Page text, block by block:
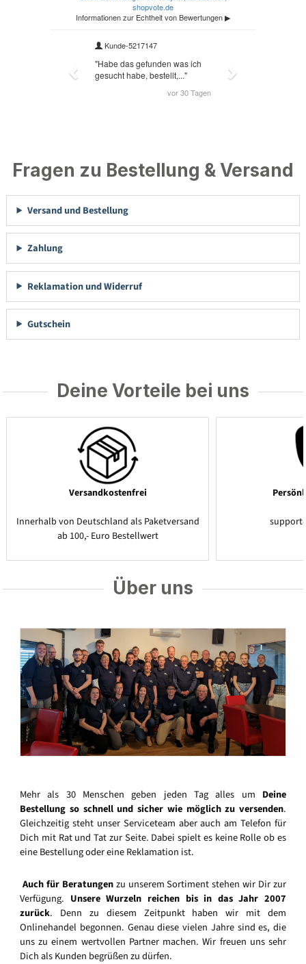
Fragen zu Bestellung & Versand
Versand und Bestellung
Zahlung
Reklamation und Widerruf
Gutschein
Deine Vorteile bei uns
Versandkostenfrei
Innerhalb von Deutschland als Paketversand
ab 100,- Euro Bestellwert
Über uns
Mehr als 30 Menschen geben jeden Tag alles um Deine
Bestellung so schnell und sicher wie möglich zu versenden.
Gleichzeitig steht unser Serviceteam aber auch am Telefon für
Dich mit Rat und Tat zur Seite. Dabei spielt es keine Rolle ob es
eine Bestellung oder eine Reklamation ist.
Auch für Beratungenzu unserem Sortiment stehen wir Dir zur
Verfügung. Unsere Wurzeln reichen bis in das Jahr 2007
zurück. Denn zu diesem Zeitpunkt haben wir mit dem
Onlinehandel begonnen. Genau diese vielen Jahre sind es, die
uns zu einem wertvollen Partner machen. Wir freuen uns sehr
Dich als Kunden begrüßen zu dürfen.